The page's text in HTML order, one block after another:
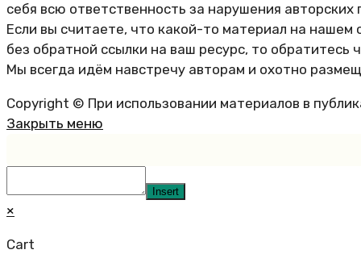
себя всю ответственность за нарушения авторских
Если вы считаете, что какой-то материал на
без обратной ссылки на ваш ресурс, то обратитесь
Мы всегда идём навстречу авторам и охотно
Copyright © При использовании материалов в
Закрыть меню
Insert
×
Cart